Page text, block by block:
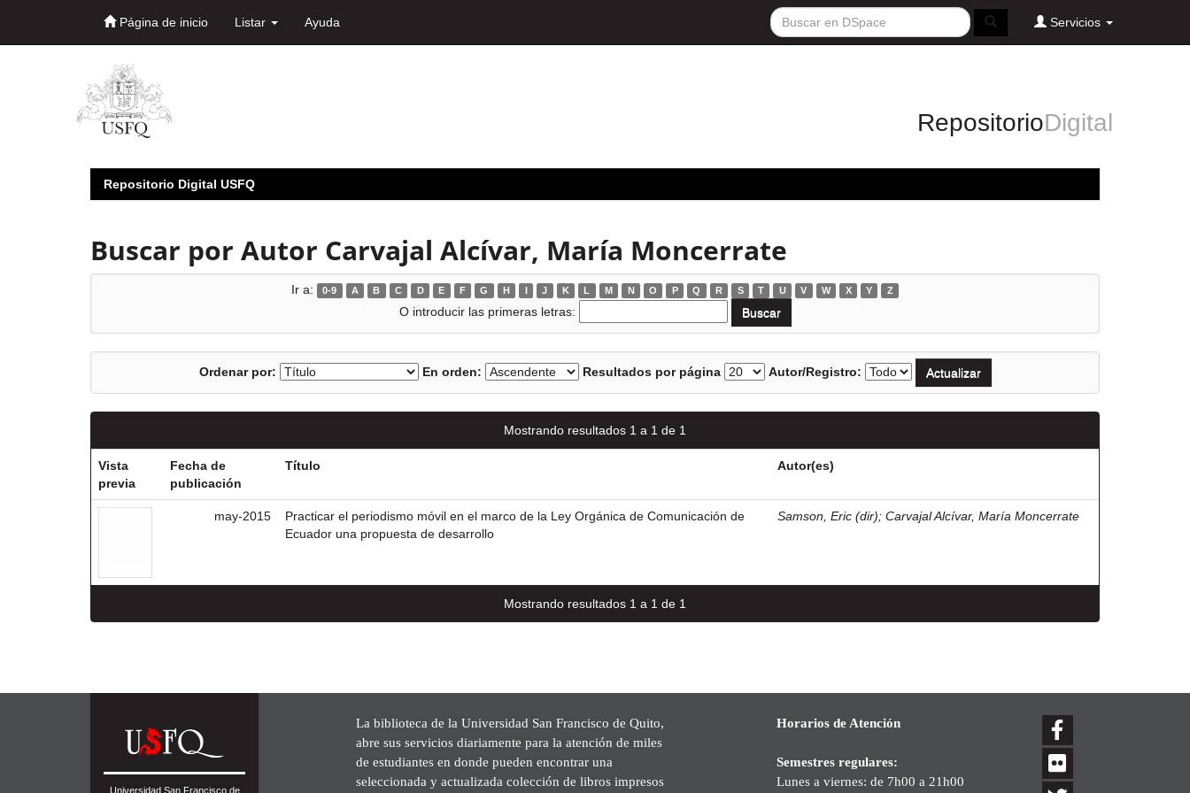
Página de inicio Listar Ayuda Servicios
RepositorioDigital
Repositorio Digital USFQ
Buscar por Autor Carvajal Alcívar, María Moncerrate
Ir a: 0-9 A B C D E F G H I J K L M N O P Q R S T U V W X Y Z
O introducir las primeras letras:
Ordenar por: En orden: Resultados por página Autor/Registro:
Mostrando resultados 1 a 1 de 1
Vista
previa
Fecha de
publicación
Título Autor(es)
may-2015
Practicar el periodismo móvil en el marco de la Ley Orgánica de Comunicación de
Ecuador una propuesta de desarrollo
Samson, Eric (dir); Carvajal Alcívar, María Moncerrate
Mostrando resultados 1 a 1 de 1
Universidad San Francisco de
La biblioteca de la Universidad San Francisco de Quito,
abre sus servicios diariamente para la atención de miles
de estudiantes en donde pueden encontrar una
seleccionada y actualizada colección de libros impresos
Horarios de Atención
Semestres regulares:
Lunes a viernes: de 7h00 a 21h00